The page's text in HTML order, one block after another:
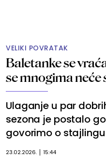
VELIKI POVRATAK
Baletanke se
se mnogima neće
Ulaganje u par
sezona je postalo
govorimo o
23.02.2026. 15:44